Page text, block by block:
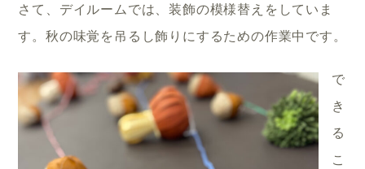
さて、デイルームでは、装飾の模様替えをしていま
す。秋の味覚を吊るし飾りにするための作業中です。
で
き
る
こ